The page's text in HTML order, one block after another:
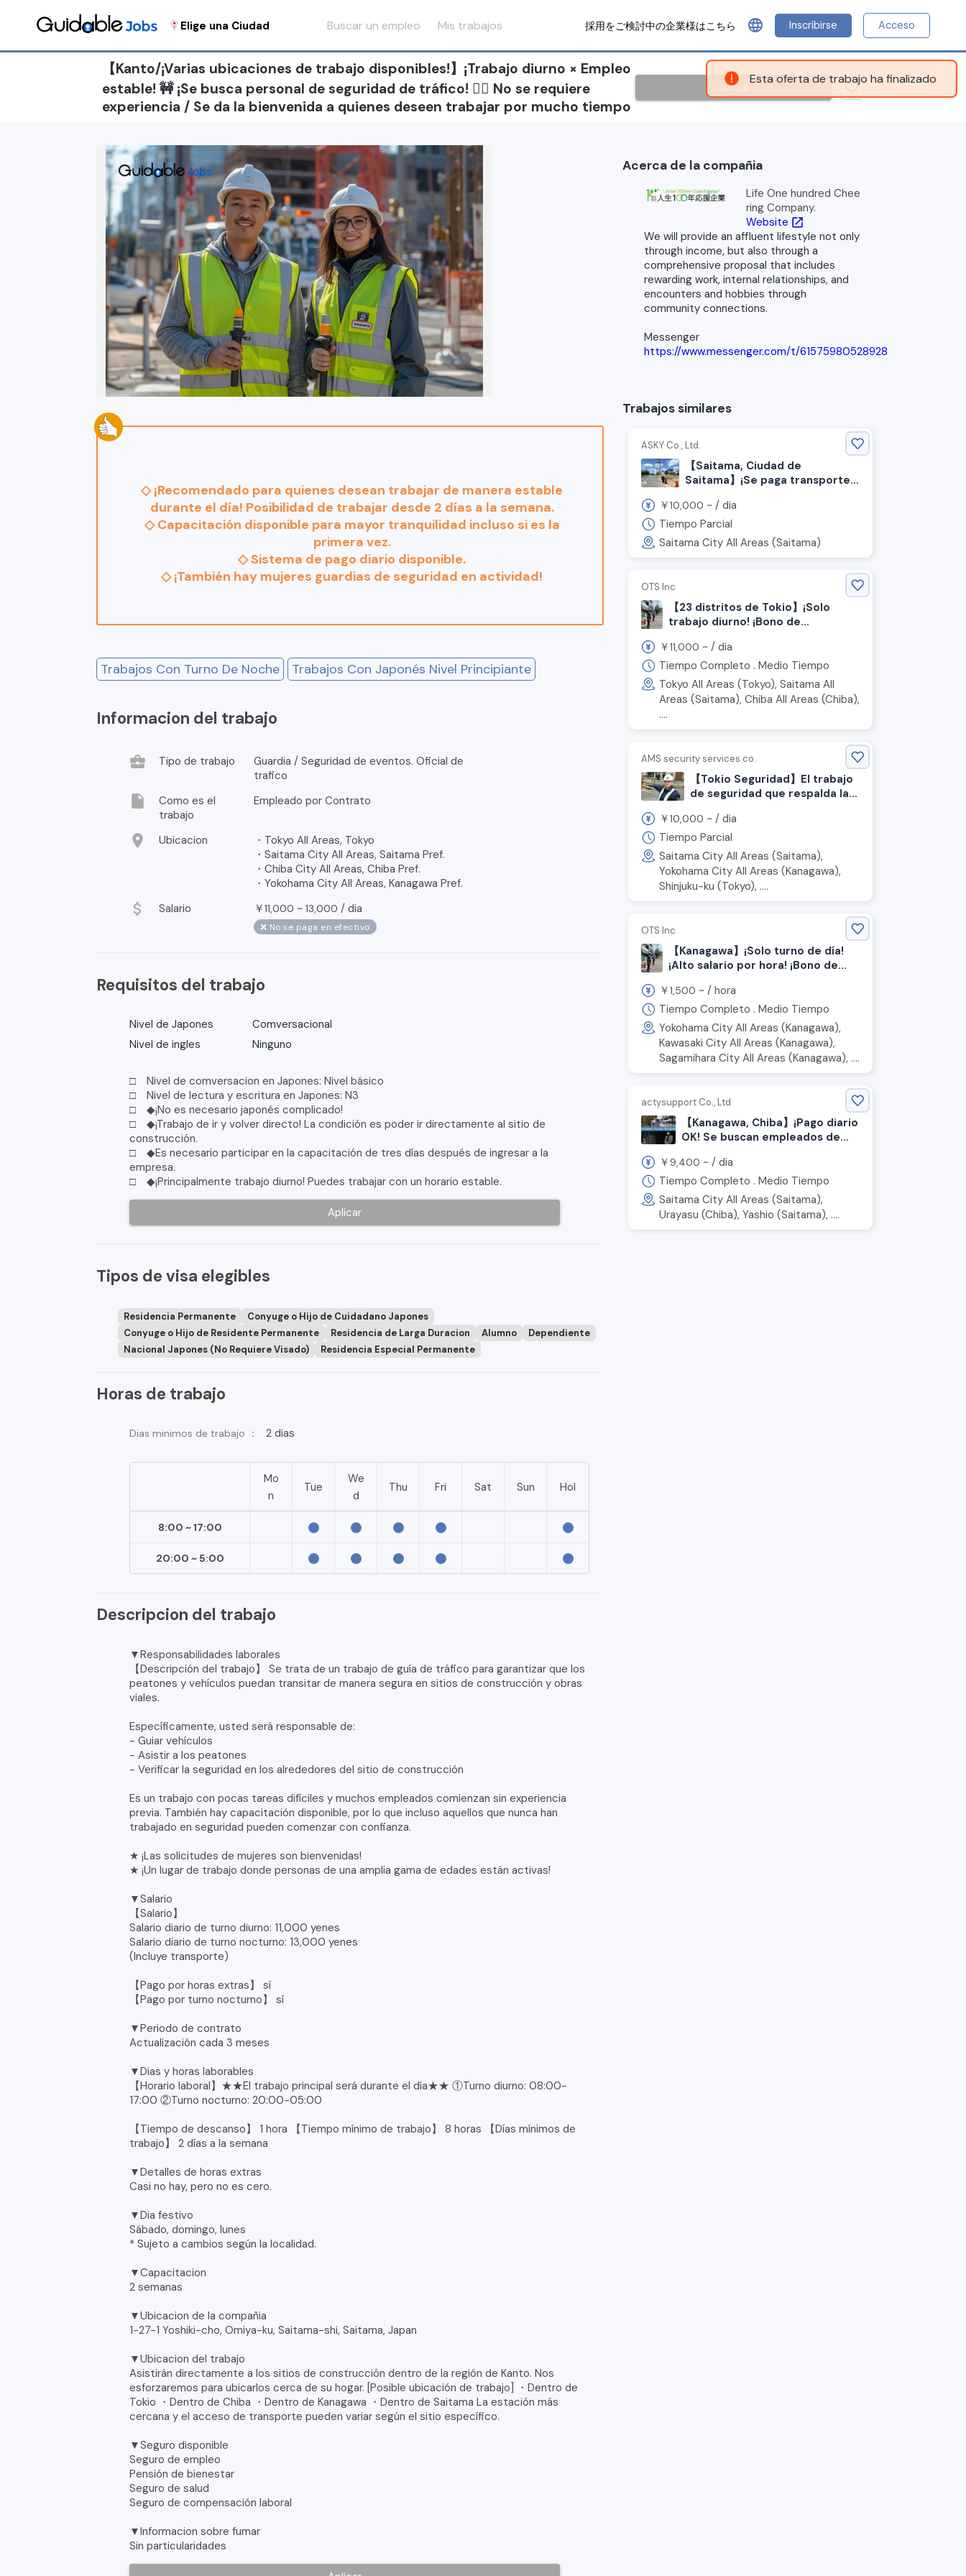
Esta oferta de trabajo ha finalizado
Elige una Ciudad Buscar un empleo Mis trabajos 採用をご検討中の企業様はこちら language Inscribirse Acceso
【Kanto/¡Varias ubicaciones de trabajo disponibles!】¡Trabajo diurno × Empleo
estable! 🚧 ¡Se busca personal de seguridad de tráfico! 👷‍♂️ No se requiere
experiencia / Se da la bienvenida a quienes deseen trabajar por mucho tiempo
Aplicar
◇ ¡Recomendado para quienes desean trabajar de manera estable
durante el día! Posibilidad de trabajar desde 2 días a la semana.
◇ Capacitación disponible para mayor tranquilidad incluso si es la
primera vez.
◇ Sistema de pago diario disponible.
◇ ¡También hay mujeres guardias de seguridad en actividad!
Trabajos Con Turno De Noche Trabajos Con Japonés Nivel Principiante
Informacion del trabajo
business_center Tipo de trabajo
Guardia / Seguridad de eventos. Oficial de
trafico
insert_drive_file
Como es el
trabajo
Empleado por Contrato
location_on Ubicacion
・Tokyo All Areas, Tokyo
・Saitama City All Areas, Saitama Pref.
・Chiba City All Areas, Chiba Pref.
・Yokohama City All Areas, Kanagawa Pref.
attach_money Salario ￥11,000 ~ 13,000 / dia
❌ No se paga en efectivo
Requisitos del trabajo
Nivel de Japones
Comversacional
Nivel de ingles
Ninguno
□ Nivel de comversacion en Japones: Nivel básico
□ Nivel de lectura y escritura en Japones: N3
□ ◆¡No es necesario japonés complicado!
□ ◆¡Trabajo de ir y volver directo! La condición es poder ir directamente al sitio de
construcción.
□ ◆Es necesario participar en la capacitación de tres días después de ingresar a la
empresa.
□ ◆¡Principalmente trabajo diurno! Puedes trabajar con un horario estable.
Aplicar
Tipos de visa elegibles
Residencia Permanente
Conyuge o Hijo de Cuidadano Japones
Conyuge o Hijo de Residente Permanente
Residencia de Larga Duracion Alumno
Dependiente
Nacional Japones (No Requiere Visado)
Residencia Especial Permanente
Horas de trabajo
Dias minimos de trabajo ： 2 dias
Mo
n
Tue
We
d
Thu Fri Sat Sun Hol
8:00 ~ 17:00
20:00 ~ 5:00
Descripcion del trabajo
▼Responsabilidades laborales
【Descripción del trabajo】 Se trata de un trabajo de guía de tráfico para garantizar que los
peatones y vehículos puedan transitar de manera segura en sitios de construcción y obras
viales.
Específicamente, usted será responsable de:
- Guiar vehículos
- Asistir a los peatones
- Verificar la seguridad en los alrededores del sitio de construcción
Es un trabajo con pocas tareas difíciles y muchos empleados comienzan sin experiencia
previa. También hay capacitación disponible, por lo que incluso aquellos que nunca han
trabajado en seguridad pueden comenzar con confianza.
★ ¡Las solicitudes de mujeres son bienvenidas!
★ ¡Un lugar de trabajo donde personas de una amplia gama de edades están activas!
▼Salario
【Salario】
Salario diario de turno diurno: 11,000 yenes
Salario diario de turno nocturno: 13,000 yenes
(Incluye transporte)
【Pago por horas extras】 sí
【Pago por turno nocturno】 sí
▼Periodo de contrato
Actualización cada 3 meses
▼Dias y horas laborables
【Horario laboral】★★El trabajo principal será durante el día★★ ①Turno diurno: 08:00-
17:00 ②Turno nocturno: 20:00-05:00
【Tiempo de descanso】 1 hora 【Tiempo mínimo de trabajo】 8 horas 【Días mínimos de
trabajo】 2 días a la semana
▼Detalles de horas extras
Casi no hay, pero no es cero.
▼Dia festivo
Sábado, domingo, lunes
* Sujeto a cambios según la localidad.
▼Capacitacion
2 semanas
▼Ubicacion de la compañia
1-27-1 Yoshiki-cho, Omiya-ku, Saitama-shi, Saitama, Japan
▼Ubicacion del trabajo
Asistirán directamente a los sitios de construcción dentro de la región de Kanto. Nos
esforzaremos para ubicarlos cerca de su hogar. [Posible ubicación de trabajo] ・Dentro de
Tokio ・Dentro de Chiba ・Dentro de Kanagawa ・Dentro de Saitama La estación más
cercana y el acceso de transporte pueden variar según el sitio específico.
▼Seguro disponible
Seguro de empleo
Pensión de bienestar
Seguro de salud
Seguro de compensación laboral
▼Informacion sobre fumar
Sin particularidades
Acerca de la compañia
Life One hundred Chee
ring Company.
Website open_in_new
We will provide an affluent lifestyle not only
through income, but also through a
comprehensive proposal that includes
rewarding work, internal relationships, and
encounters and hobbies through
community connections.
Messenger
https://www.messenger.com/t/61575980528928
Trabajos similares
ASKY Co., Ltd.
【Saitama, Ciudad de
Saitama】¡Se paga transporte!
empleados para guía de tráfico
y seguridad.
￥10,000 ~ / dia
Tiempo Parcial
Saitama City All Areas (Saitama)
OTS Inc
【23 distritos de Tokio】¡Solo
trabajo diurno! ¡Bono de
yenes! ¡Trabajo de seguridad!
￥11,000 ~ / dia
Tiempo Completo . Medio Tiempo
Tokyo All Areas (Tokyo), Saitama All
Areas (Saitama), Chiba All Areas (Chiba),
....
AMS security services co.
【Tokio Seguridad】El trabajo
de seguridad que respalda la
￥10,000 ~ / dia
Tiempo Parcial
Saitama City All Areas (Saitama),
Yokohama City All Areas (Kanagawa),
Shinjuku-ku (Tokyo), ....
OTS Inc
【Kanagawa】¡Solo turno de día!
¡Alto salario por hora! ¡Bono de
¡Trabajo de seguridad!
￥1,500 ~ / hora
Tiempo Completo . Medio Tiempo
Yokohama City All Areas (Kanagawa),
Kawasaki City All Areas (Kanagawa),
Sagamihara City All Areas (Kanagawa), ....
actysupport Co., Ltd
【Kanagawa, Chiba】¡Pago diario
OK! Se buscan empleados de
￥ 9,400 ~ / dia
Tiempo Completo . Medio Tiempo
Saitama City All Areas (Saitama),
Urayasu (Chiba), Yashio (Saitama), ....